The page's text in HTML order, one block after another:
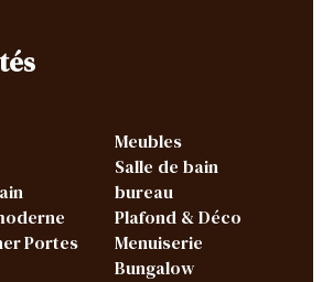
Portes
Meubles
Salle de bain
bureau
Plafond & Déco
Menuiserie
Bungalow